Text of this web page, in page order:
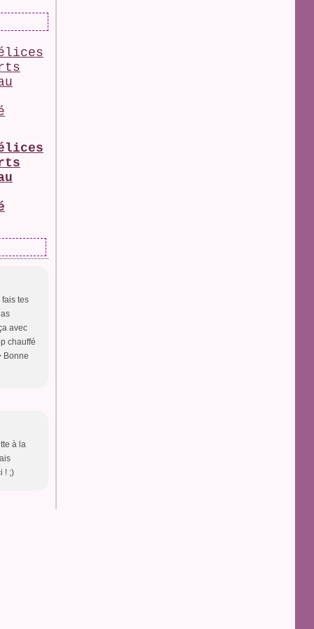
fais tes
avec
chauffé
Bonne
à la
! ;)